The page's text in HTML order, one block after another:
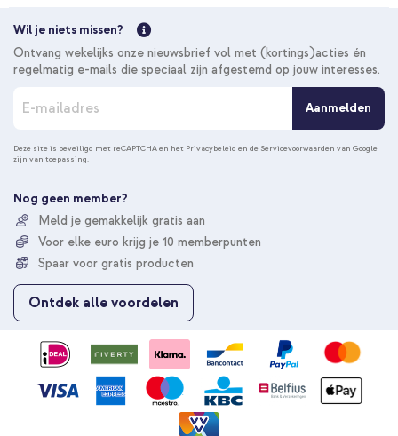
Wil je niets missen?
Ontvang wekelijks onze nieuwsbrief vol met (kortings)acties én
regelmatig e-mails die speciaal zijn afgestemd op jouw interesses.
n
n
e
u
o
p
z
Aanmelden
Deze site is beveiligd met reCAPTCHA en het Privacybeleid en de Servicevoorwaarden van Google
zijn van toepassing.
Nog geen member?
Meld je gemakkelijk gratis aan
Voor elke euro krijg je 10 memberpunten
Spaar voor gratis producten
Ontdek alle voordelen